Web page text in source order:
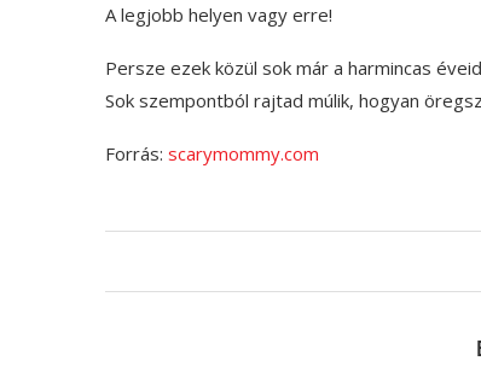
A legjobb helyen vagy erre!
Persze ezek közül sok már a harmincas
Sok szempontból rajtad múlik, hogyan
Forrás: scarymommy.com